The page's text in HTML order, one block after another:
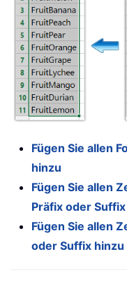
Fügen Sie allen
hinzu
Fügen Sie allen
Präfix oder
Fügen Sie allen
oder Suffix hinzu